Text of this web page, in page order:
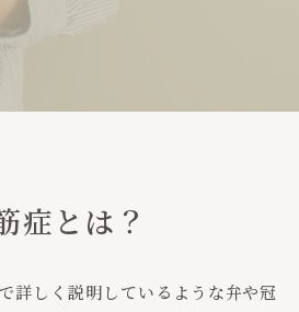
症とは？
詳しく説明しているような弁や冠